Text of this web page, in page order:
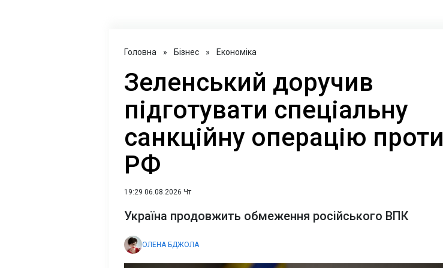
Головна » Бізнес » Економіка
Зеленський доручив
підготувати спеціальну
санкційну операцію проти
РФ
19:29 06.08.2026 Чт
Україна продовжить обмеження російського ВПК
ОЛЕНА БДЖОЛА